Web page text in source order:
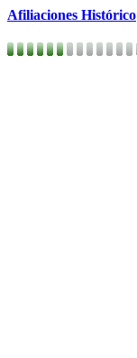
Afiliaciones Histórico